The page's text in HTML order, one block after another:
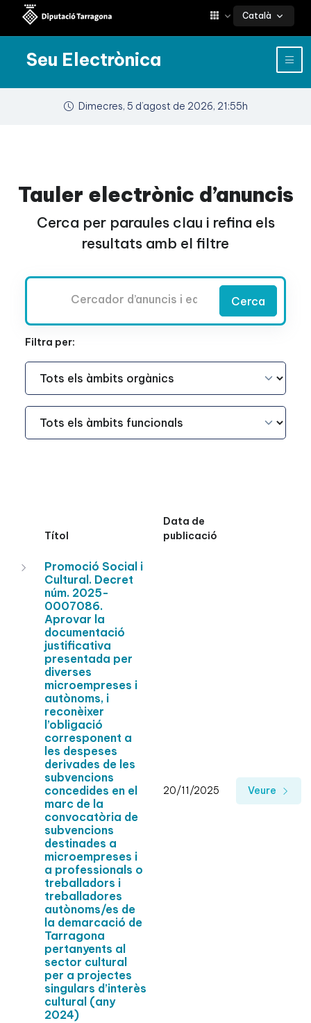
Català
Seu Electrònica
Dimecres, 5 d’agost de 2026, 21:55h
Tauler electrònic d’anuncis
Cerca per paraules clau i refina els
resultats amb el filtre
Cerca
Filtra per:
Àmbit Funcional
Àmbit Funcional
Títol
Data de
publicació
Promoció Social i
Cultural. Decret
núm. 2025-
0007086.
Aprovar la
documentació
justificativa
presentada per
diverses
microempreses i
autònoms, i
reconèixer
l’obligació
corresponent a
les despeses
derivades de les
subvencions
concedides en el
marc de la
convocatòria de
subvencions
destinades a
microempreses i
a professionals o
treballadors i
treballadores
autònoms/es de
la demarcació de
Tarragona
pertanyents al
sector cultural
per a projectes
singulars d’interès
cultural (any
2024)
20/11/2025 Veure